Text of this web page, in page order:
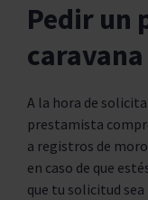
Pedir un
caravana
A la hora de
prestamista
a registros de
en caso de que
que tu solicitud